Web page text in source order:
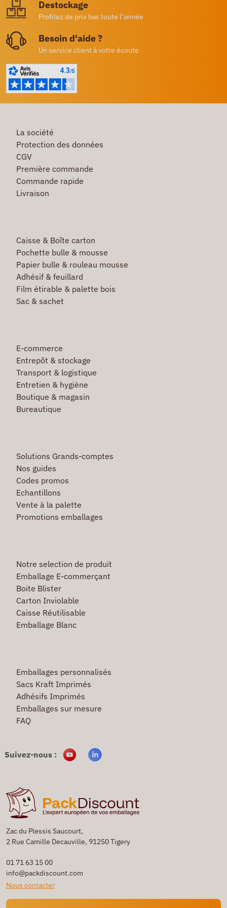
Destockage
Profitez de prix bas toute l’année
Besoin d'aide ?
Un service client à votre écoute
Zac du Plessis Saucourt,
2 Rue Camille Decauville, 91250 Tigery
01 71 63 15 00
info@packdiscount.com
Nous contacter
La société
Protection des données
CGV
Première commande
Commande rapide
Livraison
Caisse & Boîte carton
Pochette bulle & mousse
Papier bulle & rouleau mousse
Adhésif & feuillard
Film étirable & palette bois
Sac & sachet
E-commerce
Entrepôt & stockage
Transport & logistique
Entretien & hygiène
Boutique & magasin
Bureautique
Solutions Grands-comptes
Nos guides
Codes promos
Echantillons
Vente à la palette
Promotions emballages
Notre selection de produit
Emballage E-commerçant
Boite Blister
Carton Inviolable
Caisse Réutilisable
Emballage Blanc
Emballages personnalisés
Sacs Kraft Imprimés
Adhésifs Imprimés
Emballages sur mesure
FAQ
Suivez-nous :